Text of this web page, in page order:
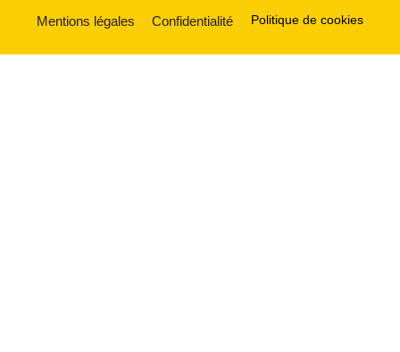
Mentions légales Confidentialité Politique de cookies